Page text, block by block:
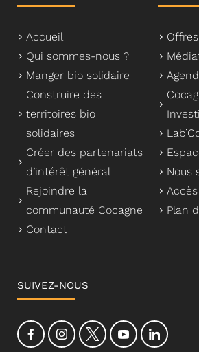
Accueil
Qui sommes-nous ?
Manger bio solidaire
Construire des
territoires bio
solidaires
Créer des partenariats
d’intérêt général
Rejoindre la
communauté Cocagne
Contact
Nous
Plan
SUIVEZ-NOUS